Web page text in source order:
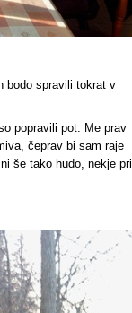
bodo spravili tokrat v
popravili pot. Me prav
čeprav bi sam raje
še tako hudo, nekje pri